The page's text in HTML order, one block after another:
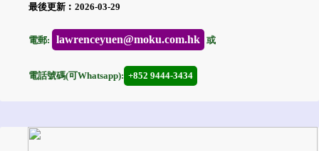
最後更新︰2026-03-29
電郵: lawrenceyuen@moku.com.hk 或
電話號碼(可Whatsapp): +852 9444-3434